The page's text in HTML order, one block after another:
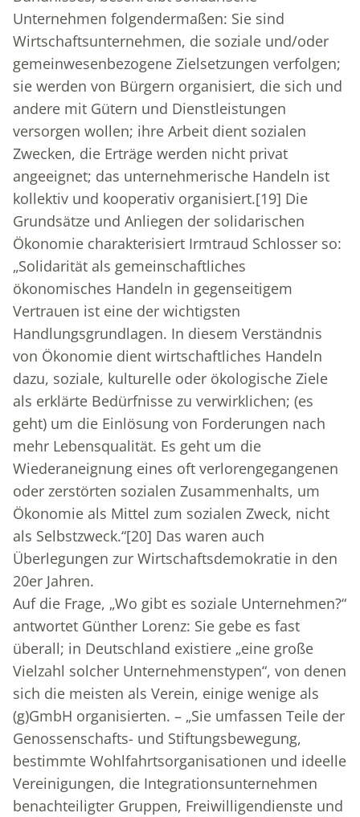
Unternehmen folgendermaßen: Sie sind
Wirtschaftsunternehmen, die soziale und/oder
gemeinwesenbezogene Zielsetzungen verfolgen;
sie werden von Bürgern organisiert, die sich und
andere mit Gütern und Dienstleistungen
versorgen wollen; ihre Arbeit dient sozialen
Zwecken, die Erträge werden nicht privat
angeeignet; das unternehmerische Handeln ist
kollektiv und kooperativ organisiert.[19] Die
Grundsätze und Anliegen der solidarischen
Ökonomie charakterisiert Irmtraud Schlosser so:
„Solidarität als gemeinschaftliches
ökonomisches Handeln in gegenseitigem
Vertrauen ist eine der wichtigsten
Handlungsgrundlagen. In diesem Verständnis
von Ökonomie dient wirtschaftliches Handeln
dazu, soziale, kulturelle oder ökologische Ziele
als erklärte Bedürfnisse zu verwirklichen; (es
geht) um die Einlösung von Forderungen nach
mehr Lebensqualität. Es geht um die
Wiederaneignung eines oft verlorengegangenen
oder zerstörten sozialen Zusammenhalts, um
Ökonomie als Mittel zum sozialen Zweck, nicht
als Selbstzweck.“[20] Das waren auch
Überlegungen zur Wirtschaftsdemokratie in den
20er Jahren.
Auf die Frage, „Wo gibt es soziale Unternehmen?“
antwortet Günther Lorenz: Sie gebe es fast
überall; in Deutschland existiere „eine große
Vielzahl solcher Unternehmenstypen“, von denen
sich die meisten als Verein, einige wenige als
(g)GmbH organisierten. – „Sie umfassen Teile der
Genossenschafts- und Stiftungsbewegung,
bestimmte Wohlfahrtsorganisationen und ideelle
Vereinigungen, die Integrationsunternehmen
benachteiligter Gruppen, Freiwilligendienste und